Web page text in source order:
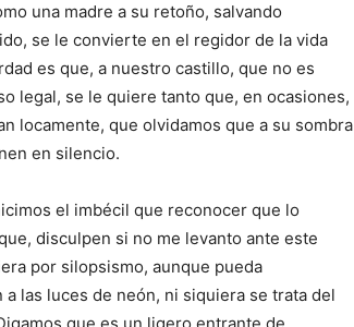
una madre a su retoño, salvando
se le convierte en el regidor de la vida
es que, a nuestro castillo, que no es
legal, se le quiere tanto que, en ocasiones,
locamente, que olvidamos que a su sombra
en silencio.
el imbécil que reconocer que lo
disculpen si no me levanto ante este
por silopsismo, aunque pueda
las luces de neón, ni siquiera se trata del